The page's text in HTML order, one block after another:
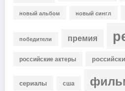
новый альбом новый сингл
победители премия
российские актеры
сериалы сша